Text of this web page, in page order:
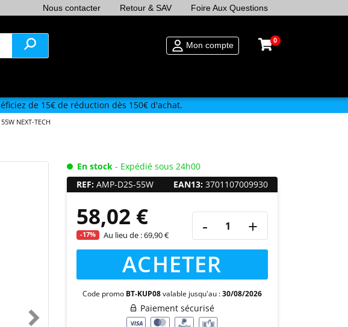
Nous contacter Retour & SAV Foire Aux Questions
Mon compte 0
de 15€ de réduction dès 150€ d'achat.
NEXT-TECH
En stock - Expédié sous 24h00
REF: AMP-D2S-55W EAN13:3701107009930
58,02 €
-17% Au lieu de :69,90 € - +
ACHETER
Code promo BT-KUP08valable jusqu'au :30/08/2026
Paiement sécurisé